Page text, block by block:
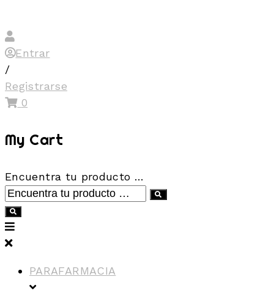
Entrar
/
Registrarse
0
My Cart
Encuentra tu producto …
PARAFARMACIA